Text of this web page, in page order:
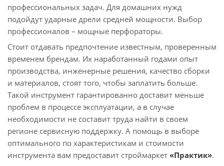
профессиональных задач. Для домашних нужд
подойдут ударные дрели средней мощности. Выбор
профессионалов – мощные перфораторы.
Стоит отдавать предпочтение известным, проверенным
временем брендам. Их наработанный годами опыт
производства, инженерные решения, качество сборки
и материалов, стоят того, чтобы заплатить больше.
Такой инструмент гарантированно доставит меньше
проблем в процессе эксплуатации, а в случае
необходимости не составит труда найти в своем
регионе сервисную поддержку. А помощь в выборе
оптимального по характеристикам и стоимости
инструмента вам предоставит строймаркет «Практик».